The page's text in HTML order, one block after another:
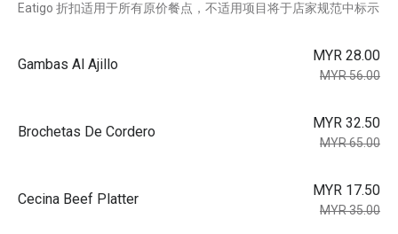
Eatigo 折扣适用于所有原价餐点，不适用项目将于店家规范中标示
Gambas Al Ajillo
MYR 28.00
MYR 56.00
Brochetas De Cordero
MYR 32.50
MYR 65.00
Cecina Beef Platter
MYR 17.50
MYR 35.00